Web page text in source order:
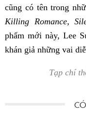
cũng có tên trong
Killing Romance,
phẩm mới này, Lee
khán giả những vai
Tạp chí